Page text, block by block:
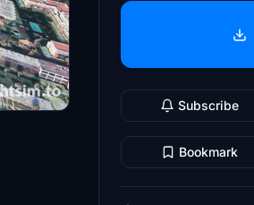
Subscribe
Bookmark